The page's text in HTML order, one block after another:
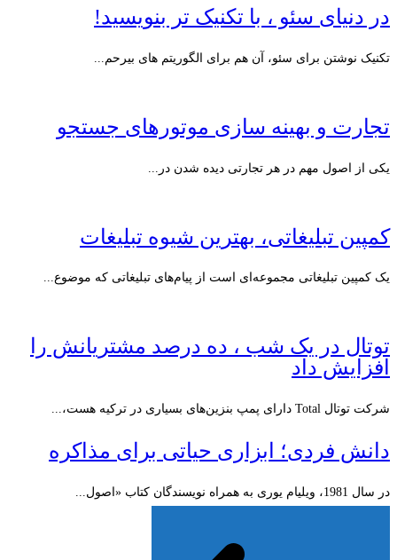
در دنیای سئو ، با تکنیک تر بنویسید!
تکنیک نوشتن برای سئو، آن هم برای الگوریتم های بیرحم...
تجارت و بهینه سازی موتورهای جستجو
یکی از اصول مهم در هر تجارتی دیده شدن در...
کمپین تبلیغاتی، بهترین شیوه تبلیغات
یک کمپین تبلیغاتی مجموعه‌ای است از پیام‌های تبلیغاتی که موضوع...
توتال در یک شب ، ده درصد مشتریانش را
افزایش داد
شرکت توتال Total دارای پمپ بنزین‌های بسیاری در ترکیه هست،...
دانش فردی؛ ابزاری حیاتی برای مذاكره
در سال 1981، ویلیام یوری به همراه نویسندگان کتاب «اصول...